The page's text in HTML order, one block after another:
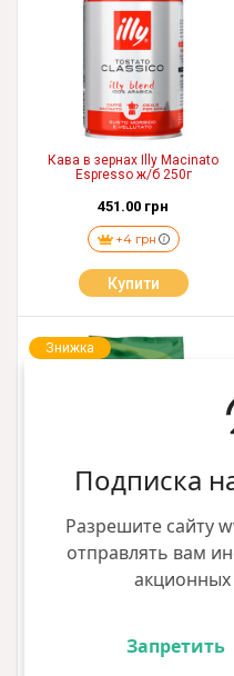
Подписка
Разрешите сайту
отправлять вам
Запретить
Кава в зернах Illy Macinato
Espresso ж/б 250г
451.00 грн
+4 грн
Купити
Знижка
Кава в зернах Lavazza Tierra
Brazil 1кг
1526.00 грн